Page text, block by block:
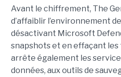
Avant le chiffrement, The
d’affaiblir l’environnement
désactivant Microsoft
snapshots et en effaçant les
arrête également les
données, aux outils de